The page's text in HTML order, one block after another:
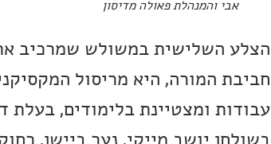
אבי והמנהלת פאולה מדיסון
הצלע השלישית במשולש שמרכיב
חביבת המורה, היא מריסול
עבודות ומצטיינת בלימודים,
בשולחן יושב מייקי, נער ביישן,